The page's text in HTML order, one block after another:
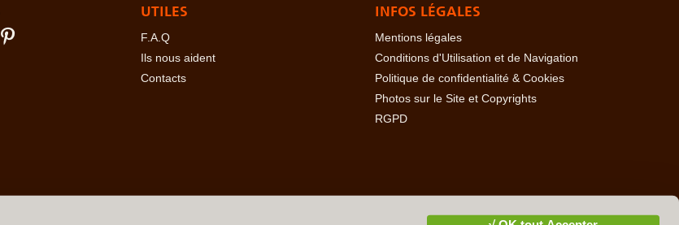
UTILES
F.A.Q
Ils nous aident
Contacts
INFOS LÉGALES
Mentions légales
Conditions d'Utilisation et de Navigation
Politique de confidentialité & Cookies
Photos sur le Site et Copyrights
RGPD
Cameroun -Canada -Cap Vert -Chili -